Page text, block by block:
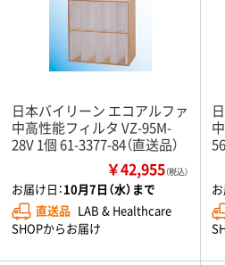
日本バイリーン エコアルファ
中高性能フィルタ VZ-95M-
28V 1個 61-3377-84（直送品）
￥42,955（税込）
お届け日：10月7日（水）まで
直送品 LAB & Healthcare
SHOPからお届け